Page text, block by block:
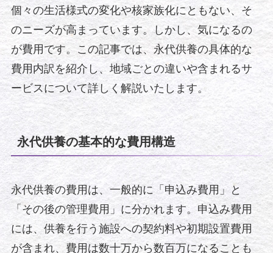
個々の生活様式の変化や核家族化にともない、そ
のニーズが高まっています。しかし、気になるの
が費用です。この記事では、永代供養の具体的な
費用内訳を紹介し、地域ごとの違いや含まれるサ
ービスについて詳しく解説いたします。
永代供養の基本的な費用構造
永代供養の費用は、一般的に「申込み費用」と
「その後の管理費用」に分かれます。申込み費用
には、供養を行う施設への契約料や初期設置費用
が含まれ、費用は数十万から数百万になることも